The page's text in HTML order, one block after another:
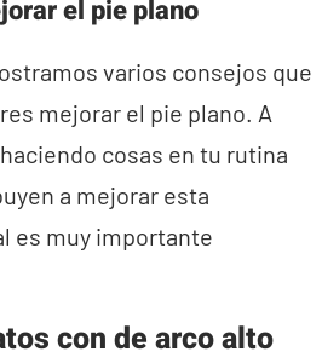
el pie plano
varios consejos que
mejorar el pie plano. A
cosas en tu rutina
a mejorar esta
es muy importante
con de arco alto